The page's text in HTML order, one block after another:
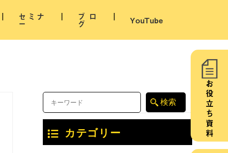
セミナ
ー
ブロ
グ YouTube
お役立ち資料
カテゴリー